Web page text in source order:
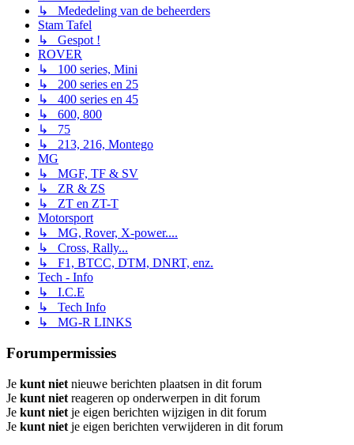
↳ Mededeling van de beheerders
Stam Tafel
↳ Gespot !
ROVER
↳ 100 series, Mini
↳ 200 series en 25
↳ 400 series en 45
↳ 600, 800
↳ 75
↳ 213, 216, Montego
MG
↳ MGF, TF & SV
↳ ZR & ZS
↳ ZT en ZT-T
Motorsport
↳ MG, Rover, X-power....
↳ Cross, Rally...
↳ F1, BTCC, DTM, DNRT, enz.
Tech - Info
↳ I.C.E
↳ Tech Info
↳ MG-R LINKS
Forumpermissies
Je kunt niet nieuwe berichten plaatsen in dit forum
Je kunt niet reageren op onderwerpen in dit forum
Je kunt niet je eigen berichten wijzigen in dit forum
Je kunt niet je eigen berichten verwijderen in dit forum